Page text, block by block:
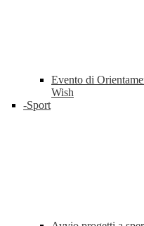
Evento di
Wish
-Sport